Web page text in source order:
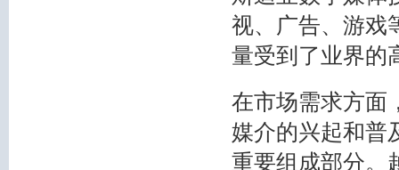
视、广告、游戏
量受到了业界的
在市场需求方面
媒介的兴起和普
重要组成部分。